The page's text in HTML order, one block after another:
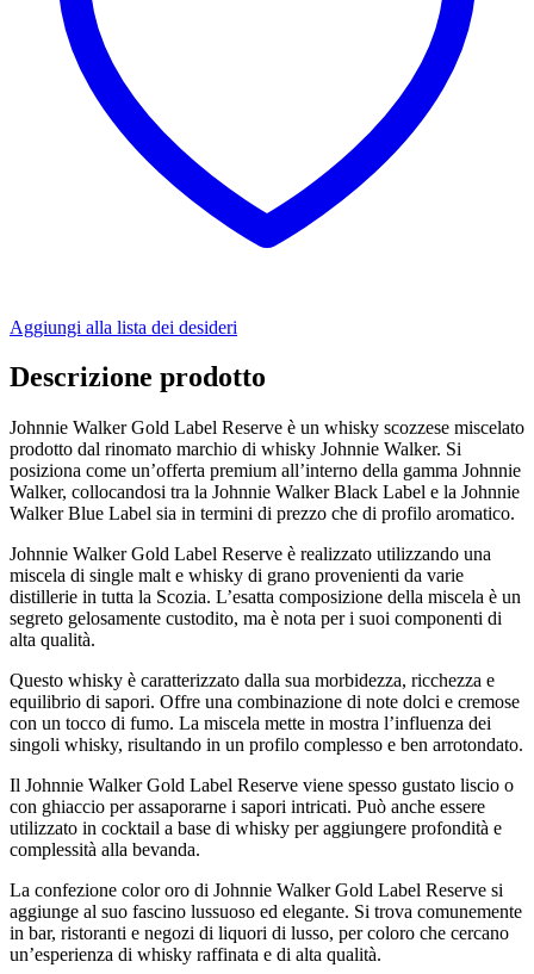
Aggiungi alla lista dei desideri
Descrizione prodotto
Johnnie Walker Gold Label Reserve è un whisky scozzese miscelato
prodotto dal rinomato marchio di whisky Johnnie Walker. Si
posiziona come un’offerta premium all’interno della gamma Johnnie
Walker, collocandosi tra la Johnnie Walker Black Label e la Johnnie
Walker Blue Label sia in termini di prezzo che di profilo aromatico.
Johnnie Walker Gold Label Reserve è realizzato utilizzando una
miscela di single malt e whisky di grano provenienti da varie
distillerie in tutta la Scozia. L’esatta composizione della miscela è un
segreto gelosamente custodito, ma è nota per i suoi componenti di
alta qualità.
Questo whisky è caratterizzato dalla sua morbidezza, ricchezza e
equilibrio di sapori. Offre una combinazione di note dolci e cremose
con un tocco di fumo. La miscela mette in mostra l’influenza dei
singoli whisky, risultando in un profilo complesso e ben arrotondato.
Il Johnnie Walker Gold Label Reserve viene spesso gustato liscio o
con ghiaccio per assaporarne i sapori intricati. Può anche essere
utilizzato in cocktail a base di whisky per aggiungere profondità e
complessità alla bevanda.
La confezione color oro di Johnnie Walker Gold Label Reserve si
aggiunge al suo fascino lussuoso ed elegante. Si trova comunemente
in bar, ristoranti e negozi di liquori di lusso, per coloro che cercano
un’esperienza di whisky raffinata e di alta qualità.